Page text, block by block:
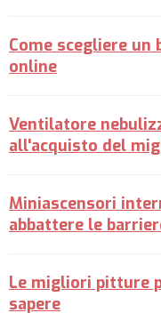
Come scegliere un
online
Ventilatore
all'acquisto del
Miniascensori
abbattere le
Le migliori pitture
sapere